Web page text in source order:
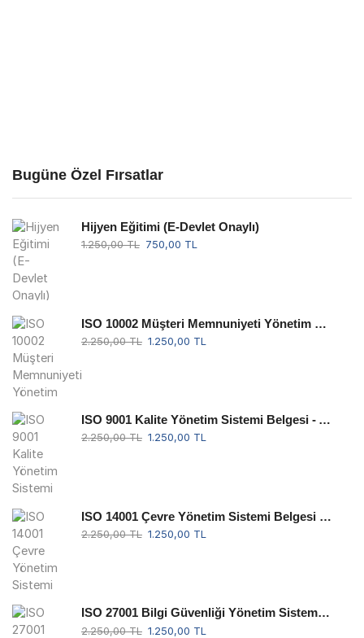
Bugüne Özel Fırsatlar
Hijyen Eğitimi (E-Devlet Onaylı)
1.250,00TL 750,00 TL
ISO 10002 Müşteri Memnuniyeti Yönetim Sistemi Belgesi - Akreditesiz
2.250,00TL 1.250,00 TL
ISO 9001 Kalite Yönetim Sistemi Belgesi - Akreditesiz
2.250,00TL 1.250,00 TL
ISO 14001 Çevre Yönetim Sistemi Belgesi - Akreditesiz
2.250,00TL 1.250,00 TL
ISO 27001 Bilgi Güvenliği Yönetim Sistemi Belgesi - Akreditesiz
2.250,00TL 1.250,00 TL